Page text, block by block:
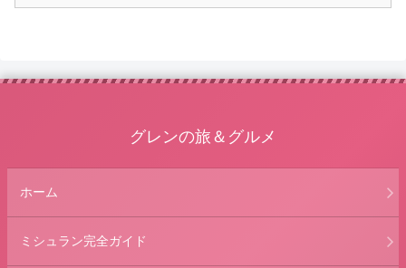
グレンの旅＆グルメ
ホーム
ミシュラン完全ガイド